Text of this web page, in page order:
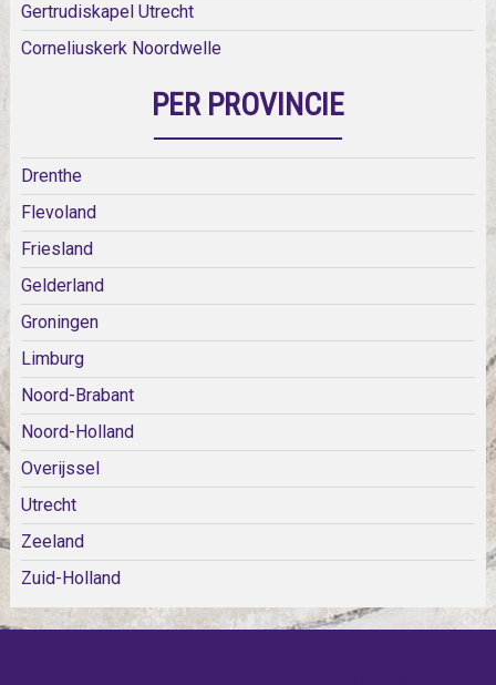
Gertrudiskapel Utrecht
Corneliuskerk Noordwelle
PER PROVINCIE
Drenthe
Flevoland
Friesland
Gelderland
Groningen
Limburg
Noord-Brabant
Noord-Holland
Overijssel
Utrecht
Zeeland
Zuid-Holland